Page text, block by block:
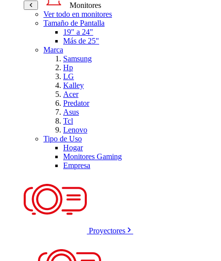
Monitores
Ver todo en monitores
Tamaño de Pantalla
19" a 24"
Más de 25"
Marca
Samsung
Hp
LG
Kalley
Acer
Predator
Asus
Tcl
Lenovo
Tipo de Uso
Hogar
Monitores Gaming
Empresa
Proyectores